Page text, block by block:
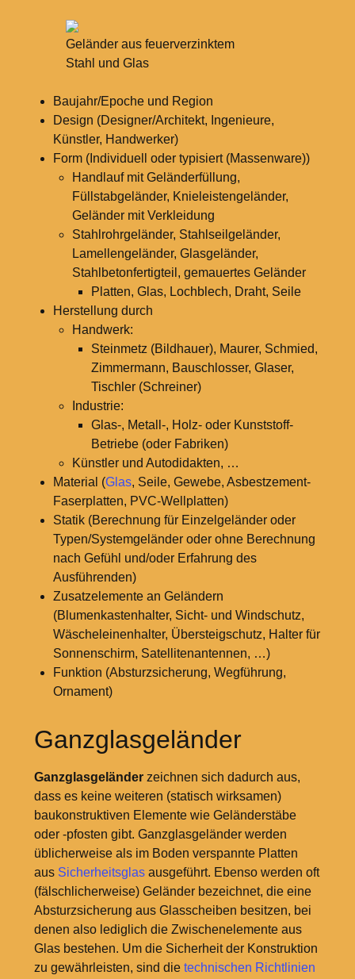
Geländer aus feuerverzinktem
Stahl und Glas
Baujahr/Epoche und Region
Design (Designer/Architekt, Ingenieure,
Künstler, Handwerker)
Form (Individuell oder typisiert (Massenware))
Handlauf mit Geländerfüllung,
Füllstabgeländer, Knieleistengeländer,
Geländer mit Verkleidung
Stahlrohrgeländer, Stahlseilgeländer,
Lamellengeländer, Glasgeländer,
Stahlbetonfertigteil, gemauertes Geländer
Platten, Glas, Lochblech, Draht, Seile
Herstellung durch
Handwerk:
Steinmetz (Bildhauer), Maurer, Schmied,
Zimmermann, Bauschlosser, Glaser,
Tischler (Schreiner)
Industrie:
Glas-, Metall-, Holz- oder Kunststoff-
Betriebe (oder Fabriken)
Künstler und Autodidakten, …
Material (Glas, Seile, Gewebe, Asbestzement-
Faserplatten, PVC-Wellplatten)
Statik (Berechnung für Einzelgeländer oder
Typen/Systemgeländer oder ohne Berechnung
nach Gefühl und/oder Erfahrung des
Ausführenden)
Zusatzelemente an Geländern
(Blumenkastenhalter, Sicht- und Windschutz,
Wäscheleinenhalter, Übersteigschutz, Halter für
Sonnenschirm, Satellitenantennen, …)
Funktion (Absturzsicherung, Wegführung,
Ornament)
Ganzglasgeländer
Ganzglasgeländerzeichnen sich dadurch aus,
dass es keine weiteren (statisch wirksamen)
baukonstruktiven Elemente wie Geländerstäbe
oder -pfosten gibt. Ganzglasgeländer werden
üblicherweise als im Boden verspannte Platten
aus Sicherheitsglasausgeführt. Ebenso werden oft
(fälschlicherweise) Geländer bezeichnet, die eine
Absturzsicherung aus Glasscheiben besitzen, bei
denen also lediglich die Zwischenelemente aus
Glas bestehen. Um die Sicherheit der Konstruktion
zu gewährleisten, sind die technischen Richtlinien